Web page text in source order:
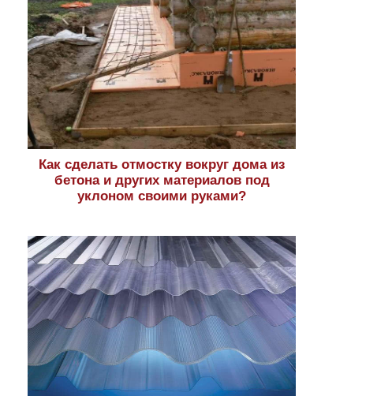
Как сделать отмостку вокруг дома из
бетона и других материалов под
уклоном своими руками?